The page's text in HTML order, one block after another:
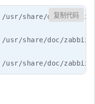
share/doc/zabbix-
share/doc/
share/doc/
复制代码